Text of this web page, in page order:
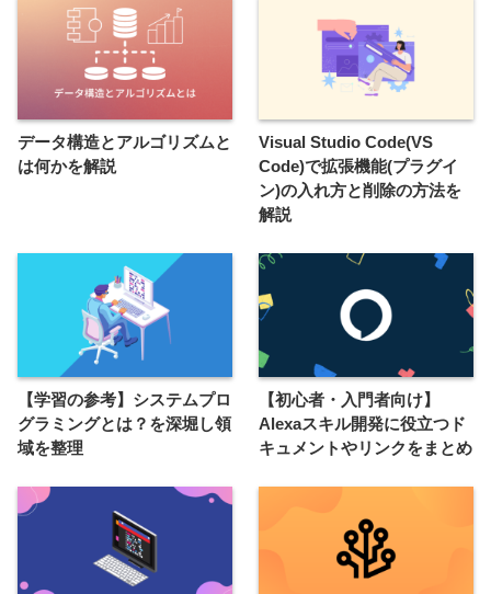
データ構造とアルゴリズムと
は何かを解説
Visual Studio Code(VS
Code)で拡張機能(プラグイ
ン)の入れ方と削除の方法を
解説
【学習の参考】システムプロ
グラミングとは？を深堀し領
域を整理
【初心者・入門者向け】
Alexaスキル開発に役立つド
キュメントやリンクをまとめ